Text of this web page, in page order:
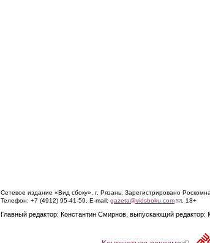
Сетевое издание «Вид сбоку», г. Рязань. Зарегистрировано
Телефон: +7 (4912) 95-41-59. E-mail: gazeta@vidsboku.com(link sends
. 18+
Главный редактор: Константин Смирнов, выпускающий